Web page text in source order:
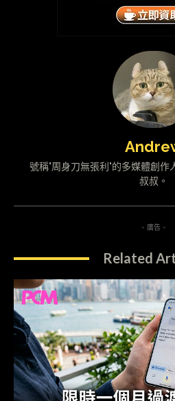
號稱"周身刀無張利"的多媒體創作
叔叔。
- 廣告 -
Related